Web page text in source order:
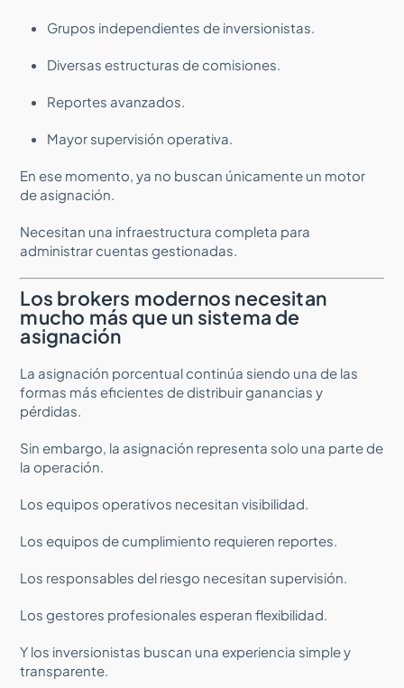
Grupos independientes de inversionistas.
Diversas estructuras de comisiones.
Reportes avanzados.
Mayor supervisión operativa.
En ese momento, ya no buscan únicamente un motor
de asignación.
Necesitan una infraestructura completa para
administrar cuentas gestionadas.
Los brokers modernos necesitan
mucho más que un sistema de
asignación
La asignación porcentual continúa siendo una de las
formas más eficientes de distribuir ganancias y
pérdidas.
Sin embargo, la asignación representa solo una parte de
la operación.
Los equipos operativos necesitan visibilidad.
Los equipos de cumplimiento requieren reportes.
Los responsables del riesgo necesitan supervisión.
Los gestores profesionales esperan flexibilidad.
Y los inversionistas buscan una experiencia simple y
transparente.